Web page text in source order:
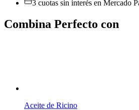
3 cuotas sin interés en Mercado
Combina Perfecto con
Aceite de Ricino